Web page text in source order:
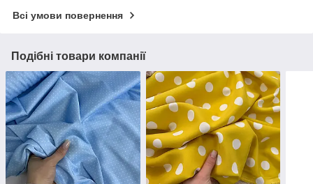
Всі умови повернення
Подібні товари компанії